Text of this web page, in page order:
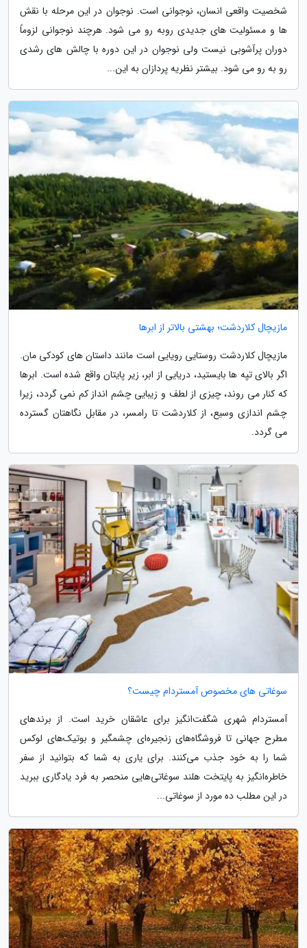
شخصیت واقعی انسان، نوجوانی است. نوجوان در این مرحله با نقش
ها و مسئولیت های جدیدی روبه رو می شود. هرچند نوجوانی لزوماً
دوران پرآشوبی نیست ولی نوجوان در این دوره با چالش های رشدی
رو به رو می شود. بیشتر نظریه پردازان به این...
مازیچال کلاردشت؛ بهشتی بالاتر از ابرها
مازیچال کلاردشت روستایی رویایی است مانند داستان های کودکی مان.
اگر بالای تپه ها بایستید، دریایی از ابر، زیر پایتان واقع شده است. ابرها
که کنار می روند، چیزی از لطف و زیبایی چشم انداز کم نمی گردد، زیرا
چشم اندازی وسیع، از کلاردشت تا رامسر، در مقابل نگاهتان گسترده
می گردد.
سوغاتی های مخصوص آمستردام چیست؟
آمستردام شهری شگفت‌انگیز برای عاشقان خرید است. از برندهای
مطرح جهانی تا فروشگاه‌های زنجیره‌ای چشمگیر و بوتیک‌های لوکس
شما را به خود جذب می‌کنند. برای یاری به شما که بتوانید از سفر
خاطره‌انگیز به پایتخت هلند سوغاتی‌هایی منحصر به فرد یادگاری ببرید
در این مطلب ده مورد از سوغاتی...